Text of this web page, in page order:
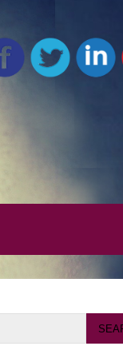
Search
for: